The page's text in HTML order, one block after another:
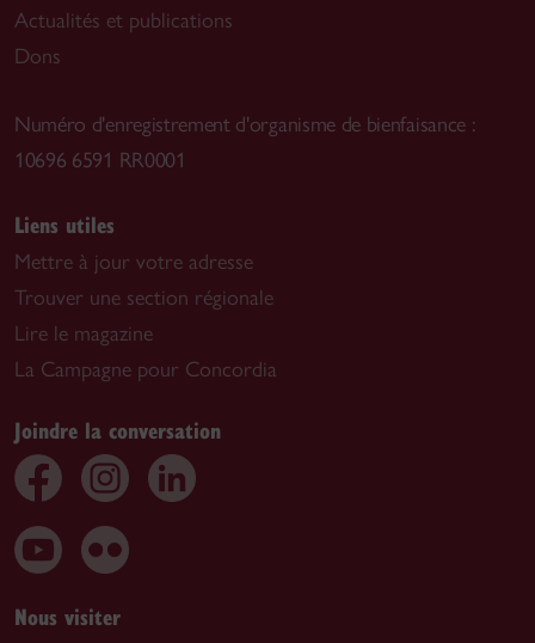
Actualités et publications
Dons
Numéro d'enregistrement d'organisme de bienfaisance :
10696 6591 RR0001
Liens utiles
Mettre à jour votre adresse
Trouver une section régionale
Lire le magazine
La Campagne pour Concordia
Joindre la conversation
Nous visiter